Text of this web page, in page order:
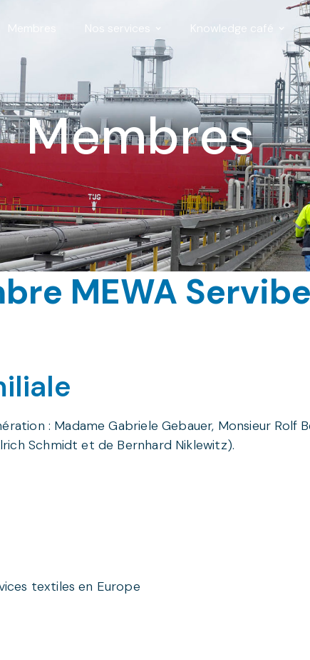
Membres Nos services Knowledge café
Membres
MEWA
: Madame Gabriele Gebauer, Monsieur Rolf
Schmidt et de Bernhard Niklewitz).
textiles en Europe